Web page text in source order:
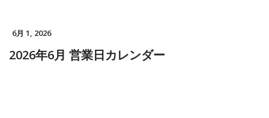
6月 1, 2026
2026年6月 営業日カレンダー